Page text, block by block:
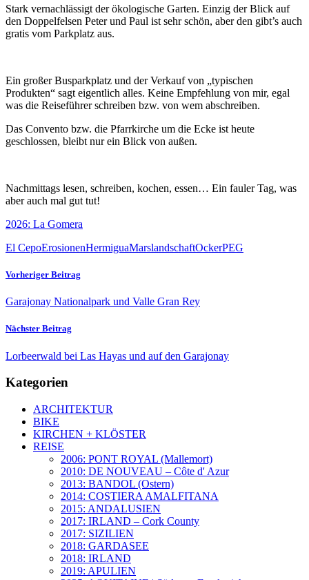
Stark vernachlässigt der ökologische Garten. Einzig der Blick auf
den Doppelfelsen Peter und Paul ist sehr schön, aber den gibt’s auch
gratis vom Parkplatz aus.
Ein großer Busparkplatz und der Verkauf von „typischen
Produkten“ sagt eigentlich alles. Keine Empfehlung von mir, egal
was die Reiseführer schreiben bzw. von wem abschreiben.
Das Convento bzw. die Pfarrkirche um die Ecke ist heute
geschlossen, bleibt nur ein Blick von außen.
Nachmittags lesen, schreiben, kochen, essen… Ein fauler Tag, was
aber auch mal gut tut!
2026: La Gomera
El CepoErosionenHermiguaMarslandschaftOckerPEG
Vorheriger Beitrag
Garajonay Nationalpark und Valle Gran Rey
Nächster Beitrag
Lorbeerwald bei Las Hayas und auf den Garajonay
Kategorien
ARCHITEKTUR
BIKE
KIRCHEN + KLÖSTER
REISE
2006: PONT ROYAL (Mallemort)
2010: DE NOUVEAU – Côte d' Azur
2013: BANDOL (Ostern)
2014: COSTIERA AMALFITANA
2015: ANDALUSIEN
2017: IRLAND – Cork County
2017: SIZILIEN
2018: GARDASEE
2018: IRLAND
2019: APULIEN